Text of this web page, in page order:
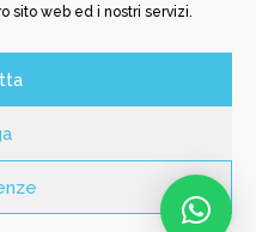
sito web ed i nostri servizi.
San Martino, 29 | 25037
| SDI
Policy| Concept By
Mr